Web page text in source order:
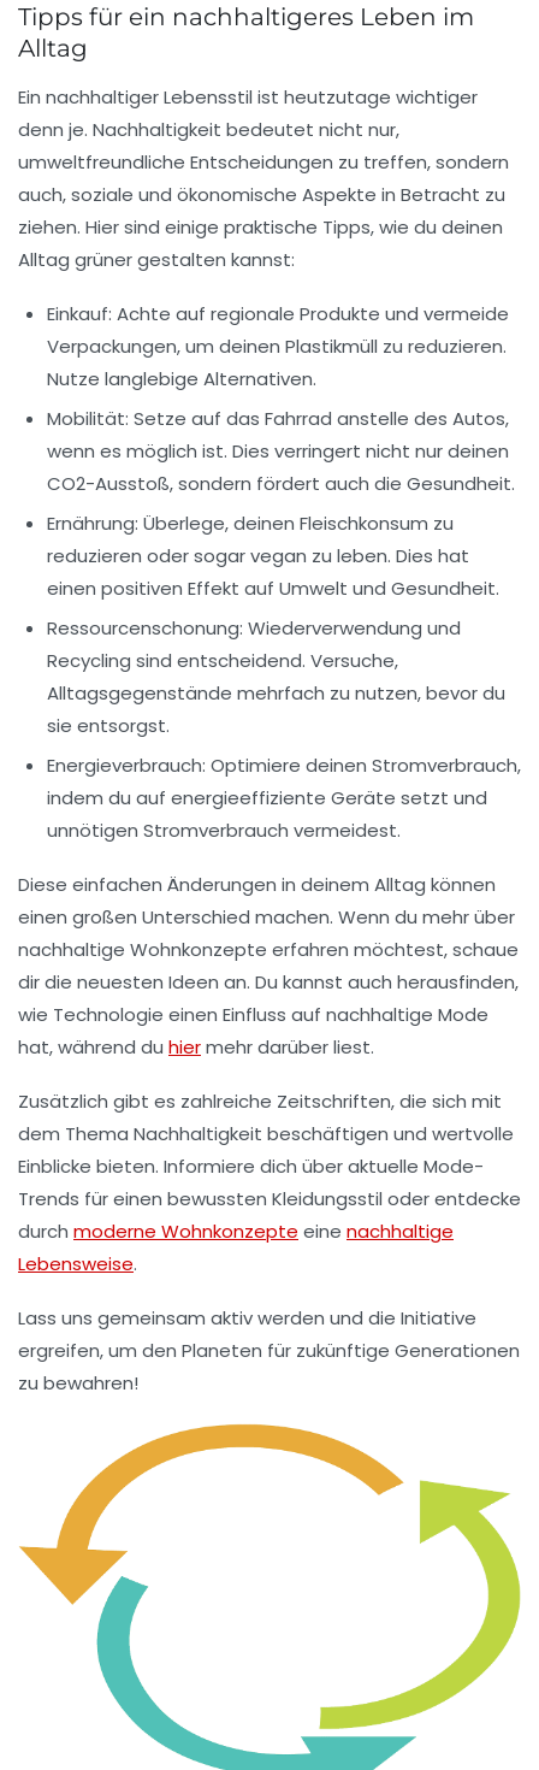
Tipps für ein nachhaltigeres Leben im
Alltag
Ein nachhaltiger Lebensstil ist heutzutage wichtiger
denn je. Nachhaltigkeit bedeutet nicht nur,
umweltfreundliche Entscheidungen zu treffen, sondern
auch, soziale und ökonomische Aspekte in Betracht zu
ziehen. Hier sind einige praktische Tipps, wie du deinen
Alltag grünergestalten kannst:
Einkauf: Achte auf regionale Produkte und vermeide
Verpackungen, um deinen Plastikmüll zu reduzieren.
Nutze langlebige Alternativen.
Mobilität: Setze auf das Fahrrad anstelle des Autos,
wenn es möglich ist. Dies verringert nicht nur deinen
CO2-Ausstoß, sondern fördert auch die Gesundheit.
Ernährung: Überlege, deinen Fleischkonsum zu
reduzieren oder sogar vegan zu leben. Dies hat
einen positiven Effekt auf Umwelt und Gesundheit.
Ressourcenschonung: Wiederverwendung und
Recycling sind entscheidend. Versuche,
Alltagsgegenstände mehrfach zu nutzen, bevor du
sie entsorgst.
Energieverbrauch: Optimiere deinen Stromverbrauch,
indem du auf energieeffiziente Geräte setzt und
unnötigen Stromverbrauch vermeidest.
Diese einfachen Änderungen in deinem Alltag können
einen großen Unterschied machen. Wenn du mehr über
nachhaltige Wohnkonzepte erfahren möchtest, schaue
dir die neuesten Ideen an. Du kannst auch herausfinden,
wie Technologie einen Einfluss auf nachhaltige Mode
hat, während du hiermehr darüber liest.
Zusätzlich gibt es zahlreiche Zeitschriften, die sich mit
dem Thema Nachhaltigkeit beschäftigen und wertvolle
Einblicke bieten. Informiere dich über aktuelle Mode-
Trends für einen bewussten Kleidungsstil oder entdecke
durch moderne Wohnkonzepte eine nachhaltige
Lebensweise.
Lass uns gemeinsam aktiv werden und die Initiative
ergreifen, um den Planeten für zukünftige Generationen
zu bewahren!